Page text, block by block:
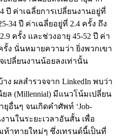
ปี ค่าเฉลี่ยการเปลี่ยนงานอยู่ที่
34 ปี ค่าเฉลี่ยอยู่ที่ 2.4 ครั้ง ถึง
ครั้ง และช่วงอายุ 45-52 ปี ค่า
รั้ง นั่นหมายความว่า ยิ่งพวกเขา
เปลี่ยนงานน้อยลงเท่านั้น
ง ผลสำรวจจาก LinkedIn พบว่า
ยล (Millennial) มีแนวโน้มเปลี่ยน
อื่นๆ จนเกิดคำศัพท์ ‘Job-
านในระยะเวลาอันสั้น เพื่อ
าทายใหม่ๆ ซึ่งเทรนด์นี้เป็นที่